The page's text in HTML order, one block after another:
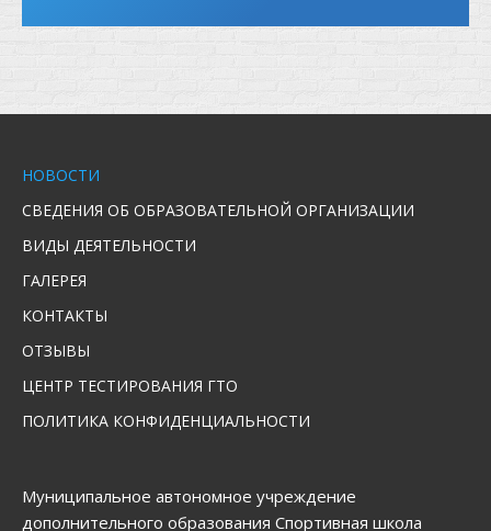
НОВОСТИ
СВЕДЕНИЯ ОБ ОБРАЗОВАТЕЛЬНОЙ ОРГАНИЗАЦИИ
ВИДЫ ДЕЯТЕЛЬНОСТИ
ГАЛЕРЕЯ
КОНТАКТЫ
ОТЗЫВЫ
ЦЕНТР ТЕСТИРОВАНИЯ ГТО
ПОЛИТИКА КОНФИДЕНЦИАЛЬНОСТИ
Муниципальное автономное учреждение
дополнительного образования Спортивная школа